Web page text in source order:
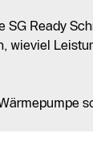
SG Ready
wieviel